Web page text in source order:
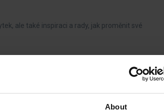
About
ale také inspiraci a rady, jak proměnit své